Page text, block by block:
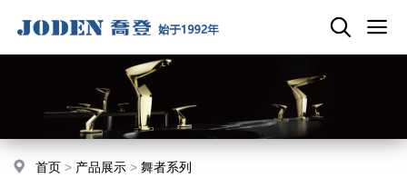
首页 > 产品展示 >舞者系列